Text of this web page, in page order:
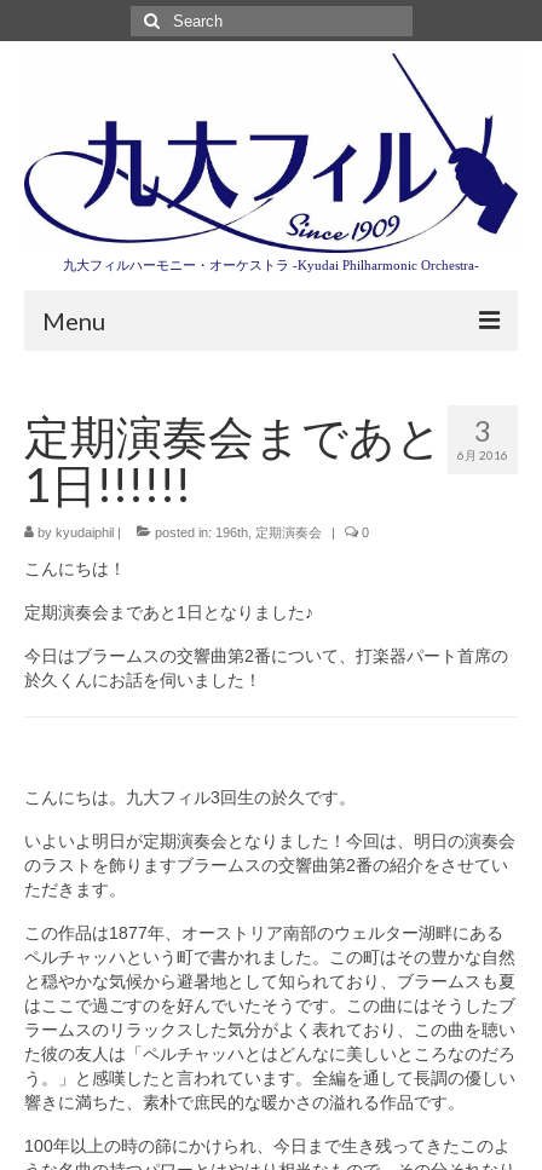
Search
for:
九大フィルハーモニー・オーケストラ -Kyudai Philharmonic Orchestra-
Menu
演奏会情報
卒業記念演奏会2027
九大フィルとは
演奏会の歴史
九大フィル特集ページ
団員専用ページ
3
6月 2016
定期演奏会まであと
1日!!!!!!
by kyudaiphil posted in: 196th 定期演奏会 0
こんにちは！
定期演奏会まであと1日となりました♪
今日はブラームスの交響曲第2番について、打楽器パート首席の
於久くんにお話を伺いました！
こんにちは。九大フィル3回生の於久です。
いよいよ明日が定期演奏会となりました！今回は、明日の演奏会
のラストを飾りますブラームスの交響曲第2番の紹介をさせてい
ただきます。
この作品は1877年、オーストリア南部のウェルター湖畔にある
ペルチャッハという町で書かれました。この町はその豊かな自然
と穏やかな気候から避暑地として知られており、ブラームスも夏
はここで過ごすのを好んでいたそうです。この曲にはそうしたブ
ラームスのリラックスした気分がよく表れており、この曲を聴い
た彼の友人は「ペルチャッハとはどんなに美しいところなのだろ
う。」と感嘆したと言われています。全編を通して長調の優しい
響きに満ちた、素朴で庶民的な暖かさの溢れる作品です。
100年以上の時の篩にかけられ、今日まで生き残ってきたこのよ